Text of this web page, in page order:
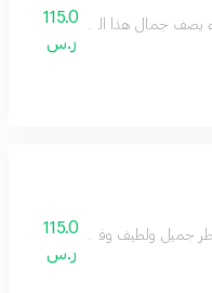
115.0
ر.س
115.0
ر.س